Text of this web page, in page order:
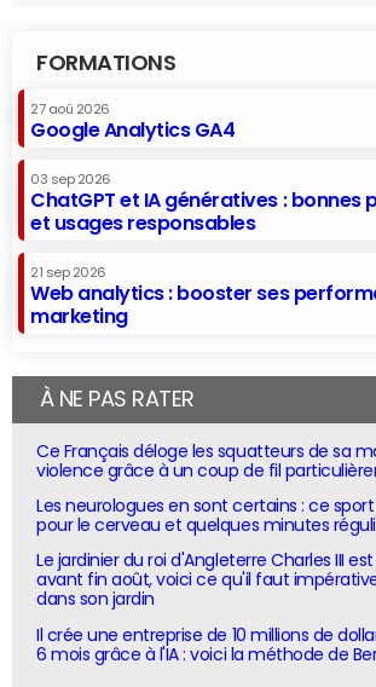
FORMATIONS
27 aoû 2026
Google Analytics GA4
03 sep 2026
ChatGPT et IA génératives : bonnes
et usages responsables
21 sep 2026
Web analytics : booster ses
marketing
À NE PAS RATER
Ce Français déloge les squatteurs de sa
violence grâce à un coup de fil
Les neurologues en sont certains : ce
pour le cerveau et quelques minutes
Le jardinier du roi d'Angleterre Charles III
avant fin août, voici ce qu'il faut
dans son jardin
Il crée une entreprise de 10 millions de
6 mois grâce à l'IA : voici la méthode de